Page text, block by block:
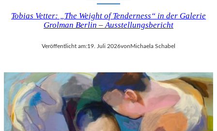
Tobias Vetter: „The Weight of Tenderness“ in der Galerie
Grolman Berlin – Ausstellungsbericht
Veröffentlicht am:19. Juli 2026von Michaela Schabel